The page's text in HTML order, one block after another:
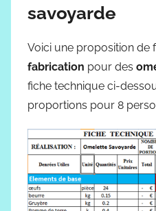
savoyarde
Voici une proposition de
fabrication pour des
fiche technique ci-
proportions pour 8